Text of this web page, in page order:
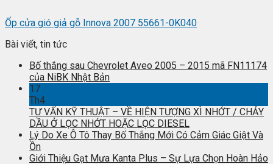
Ốp cửa gió giả gỗ Innova 2007 55661-0K040
Bài viết, tin tức
Bố thắng sau Chevrolet Aveo 2005 – 2015 mã FN11174
của NiBK Nhật Bản
17
Th4
TƯ VẤN KỸ THUẬT – VỀ HIỆN TƯỢNG XÌ NHỚT / CHẢY
DẦU Ở LỌC NHỚT HOẶC LỌC DIESEL
Lý Do Xe Ô Tô Thay Bố Thắng Mới Có Cảm Giác Giật Và
Ồn
Giới Thiệu Gạt Mưa Kanta Plus – Sự Lựa Chọn Hoàn Hảo